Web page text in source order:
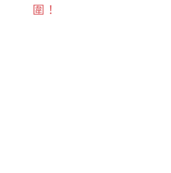
圍！